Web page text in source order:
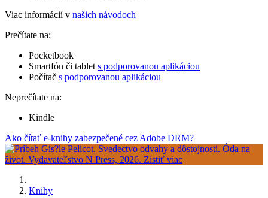
Viac informácií v našich návodoch
Prečítate na:
Pocketbook
Smartfón či tablet s podporovanou aplikáciou
Počítač s podporovanou aplikáciou
Neprečítate na:
Kindle
Ako čítať e-knihy zabezpečené cez Adobe DRM?
Knihy